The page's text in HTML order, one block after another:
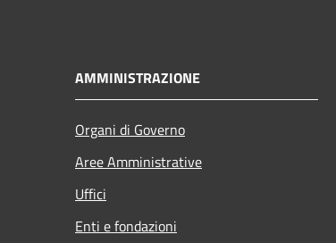
AMMINISTRAZIONE
Organi di Governo
Aree Amministrative
Uffici
Enti e fondazioni